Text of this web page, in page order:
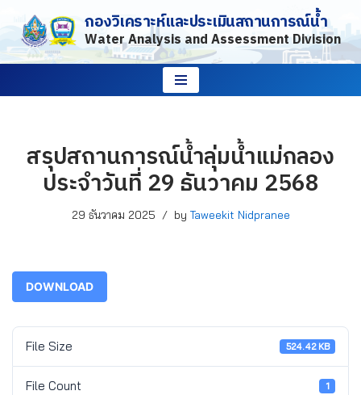
Skip
to
กองวิเคราะห์และประเมินสถานการณ์น้ำ
Water Analysis and Assessment Division
สรุปสถานการณ์น้ำลุ่มน้ำแม่กลอง
ประจำวันที่ 29 ธันวาคม 2568
29 ธันวาคม 2025 by Taweekit Nidpranee
DOWNLOAD
File Size 524.42 KB
File Count 1